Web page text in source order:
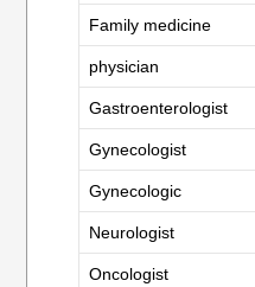
Family medicine
physician
Gastroenterologist
Gynecologist
Gynecologic
Neurologist
Oncologist